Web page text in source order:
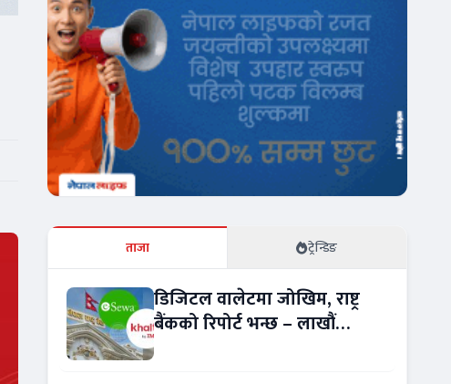
ताजा ट्रेन्डिङ
डिजिटल वालेटमा जोखिम, राष्ट्र
बैंकको रिपोर्ट भन्छ – लाखौं